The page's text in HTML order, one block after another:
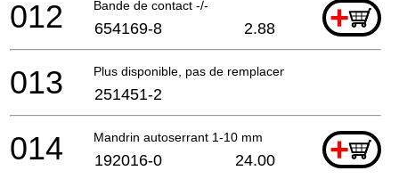
Bande de contact -/- +
012 654169-8 2.88
Plus disponible, pas de remplacement
013 251451-2
Mandrin autoserrant 1-10 mm +
014 192016-0 24.00